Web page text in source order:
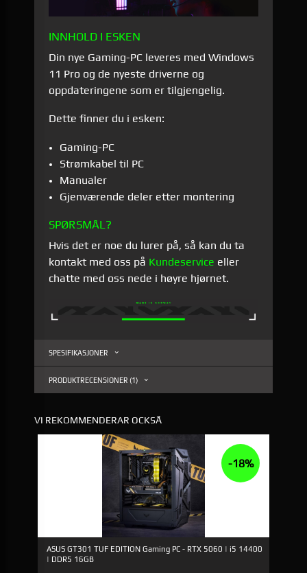
INNHOLD I ESKEN
Din nye Gaming-PC leveres med Windows
11 Pro og de nyeste driverne og
oppdateringene som er tilgjengelig.
Dette finner du i esken:
Gaming-PC
Strømkabel til PC
Manualer
Gjenværende deler etter montering
SPØRSMÅL?
Hvis det er noe du lurer på, så kan du ta
kontakt med oss på Kundeservice eller
chatte med oss nede i høyre hjørnet.
SPESIFIKASJONER
PRODUKTRECENSIONER (1)
VI REKOMMENDERAR OCKSÅ
ASUS GT301 TUF EDITION Gaming PC - RTX 5060 | i5 14400
| DDR5 16GB
-18%